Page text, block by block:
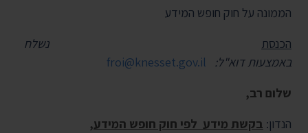
הממונה על חוק חופש המידע
הכנסת
נשלח
באמצעות דוא"ל: froi@knesset.gov.il
שלום רב,
הנדון: בקשת ­­מידע לפי חוק חופש המידע,